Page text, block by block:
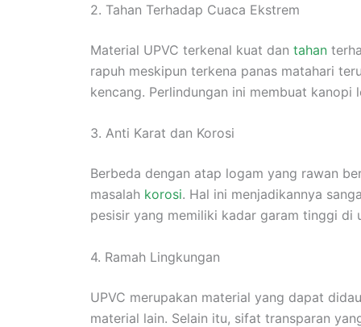
2. Tahan Terhadap Cuaca Ekstrem
Material UPVC terkenal kuat dan tahan
rapuh meskipun terkena panas matahari
kencang. Perlindungan ini membuat
3. Anti Karat dan Korosi
Berbeda dengan atap logam yang rawan
masalah korosi. Hal ini menjadikannya
pesisir yang memiliki kadar garam tinggi di
4. Ramah Lingkungan
UPVC merupakan material yang dapat
material lain. Selain itu, sifat transparan